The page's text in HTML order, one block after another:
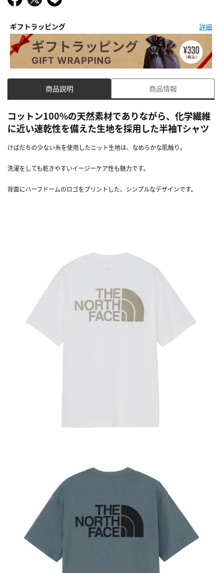
ギフトラッピング 詳細
商品説明 商品情報
コットン100%の天然素材でありながら、化学繊維
に近い速乾性を備えた生地を採用した半袖Tシャツ
けばだちの少ない糸を使用したニット生地は、なめらかな肌触り。
洗濯をしても乾きやすいイージーケア性も魅力です。
背面にハーフドームのロゴをプリントした、シンプルなデザインです。